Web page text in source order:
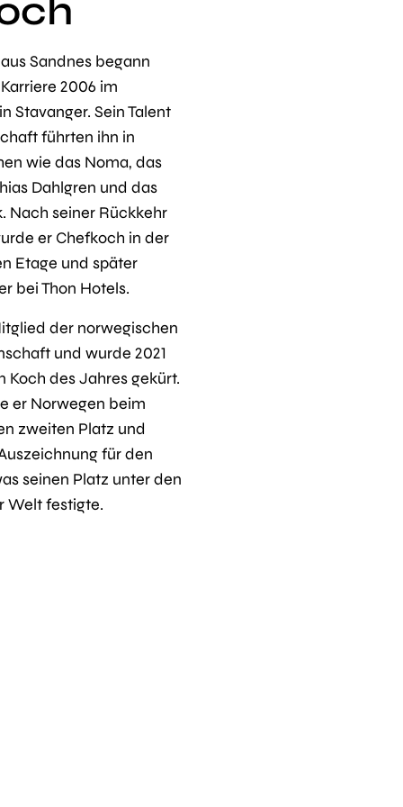
Sandnes begann
2006 im
Stavanger. Sein Talent
führten ihn in
wie das Noma, das
Dahlgren und das
Nach seiner Rückkehr
er Chefkoch in der
Etage und später
bei Thon Hotels.
der norwegischen
und wurde 2021
Koch des Jahres gekürt.
er Norwegen beim
zweiten Platz und
für den
seinen Platz unter den
Welt festigte.